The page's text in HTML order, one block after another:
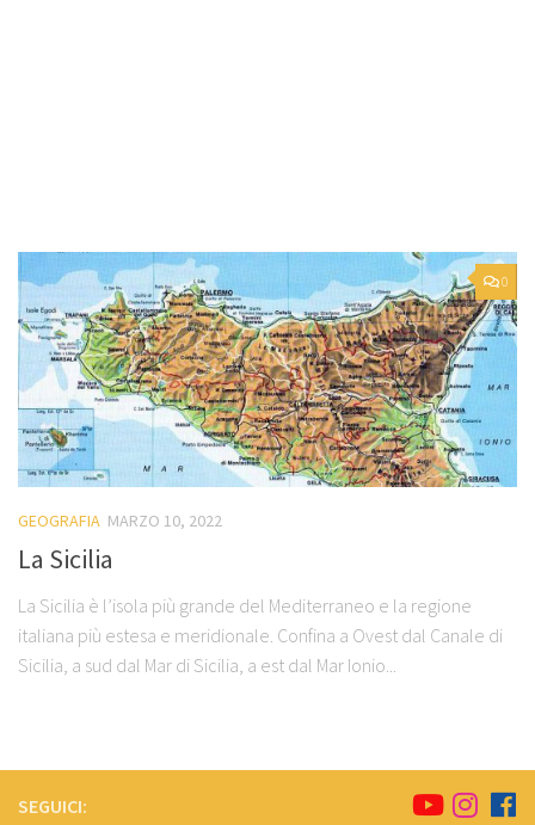
0
GEOGRAFIA MARZO 10, 2022
La Sicilia
La Sicilia è l’isola più grande del Mediterraneo e la regione
italiana più estesa e meridionale. Confina a Ovest dal Canale di
Sicilia, a sud dal Mar di Sicilia, a est dal Mar Ionio...
SEGUICI: